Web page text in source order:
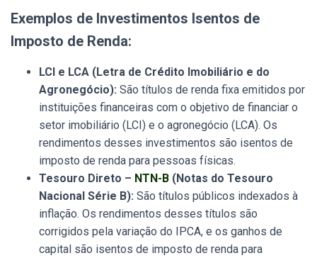
Exemplos de Investimentos Isentos de
Imposto de Renda:
LCI e LCA (Letra de Crédito Imobiliário e do
Agronegócio): São títulos de renda fixa emitidos por
instituições financeiras com o objetivo de financiar o
setor imobiliário (LCI) e o agronegócio (LCA). Os
rendimentos desses investimentos são isentos de
imposto de renda para pessoas físicas.
Tesouro Direto – NTN-B (Notas do Tesouro
Nacional Série B): São títulos públicos indexados à
inflação. Os rendimentos desses títulos são
corrigidos pela variação do IPCA, e os ganhos de
capital são isentos de imposto de renda para